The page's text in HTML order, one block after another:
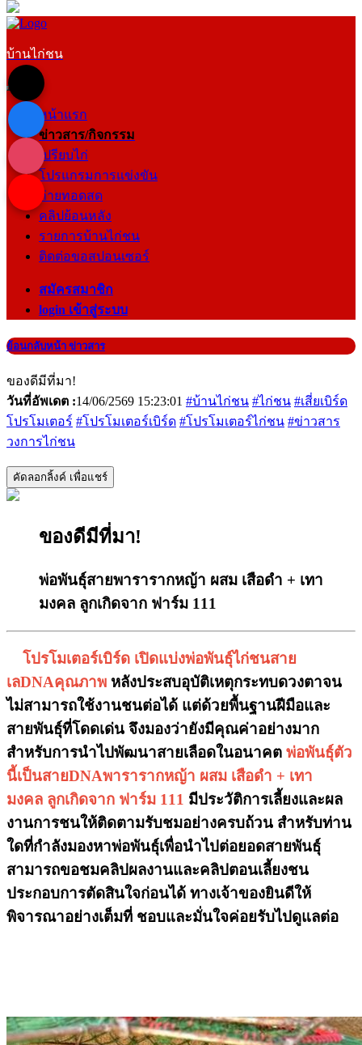
บ้านไก่ชน
หน้าแรก
ข่าวสาร/กิจกรรม
เปรียบไก่
โปรแกรมการแข่งขัน
ถ่ายทอดสด
คลิปย้อนหลัง
รายการบ้านไก่ชน
ติดต่อขอสปอนเซอร์
สมัครสมาชิก
login เข้าสู่ระบบ
ย้อนกลับหน้า ข่าวสาร
ของดีมีที่มา!
วันที่อัพเดต :14/06/2569 15:23:01 #บ้านไก่ชน #ไก่ชน #เสี่ยเบิร์ด
โปรโมเตอร์ #โปรโมเตอร์เบิร์ด #โปรโมเตอร์ไก่ชน #ข่าวสาร
วงการไก่ชน
คัดลอกลิ้งค์ เพื่อแชร์
ของดีมีที่มา!
พ่อพันธุ์สายพารารากหญ้า ผสม เสือดำ + เทา
มงคล ลูกเกิดจาก ฟาร์ม 111
โปรโมเตอร์เบิร์ด เปิดแบ่งพ่อพันธุ์ไก่ชนสาย
เลDNAคุณภาพ หลังประสบอุบัติเหตุกระทบดวงตาจน
ไม่สามารถใช้งานชนต่อได้ แต่ด้วยพื้นฐานฝีมือและ
สายพันธุ์ที่โดดเด่น จึงมองว่ายังมีคุณค่าอย่างมาก
สำหรับการนำไปพัฒนาสายเลือดในอนาคต พ่อพันธุ์ตัว
นี้เป็นสายDNAพารารากหญ้า ผสม เสือดำ + เทา
มงคล ลูกเกิดจาก ฟาร์ม 111 มีประวัติการเลี้ยงและผล
งานการชนให้ติดตามรับชมอย่างครบถ้วน สำหรับท่าน
ใดที่กำลังมองหาพ่อพันธุ์เพื่อนำไปต่อยอดสายพันธุ์
สามารถขอชมคลิปผลงานและคลิปตอนเลี้ยงชน
ประกอบการตัดสินใจก่อนได้ ทางเจ้าของยินดีให้
พิจารณาอย่างเต็มที่ ชอบและมั่นใจค่อยรับไปดูแลต่อ